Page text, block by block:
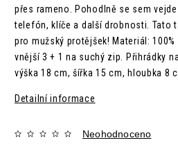
přes rameno. Pohodlně se sem
telefón, klíče a další drobnosti. Tato
pro mužský protějšek! Materiál:
vnější 3 + 1 na suchý zip. Přihrádky
výška 18 cm, šířka 15 cm, hloubka 8
Detailní informace
Neohodnoceno